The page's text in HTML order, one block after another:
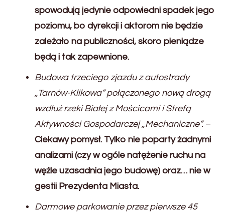
spowodują jedynie odpowiedni spadek jego
poziomu, bo dyrekcji i aktorom nie będzie
zależało na publiczności, skoro pieniądze
będą i tak zapewnione.
Budowa trzeciego zjazdu z autostrady
„Tarnów-Klikowa” połączonego nową drogą
wzdłuż rzeki Białej z Mościcami i Strefą
Aktywności Gospodarczej „Mechaniczne”.–
Ciekawy pomysł. Tylko nie poparty żadnymi
analizami (czy w ogóle natężenie ruchu na
węźle uzasadnia jego budowę) oraz… nie w
gestii Prezydenta Miasta.
Darmowe parkowanie przez pierwsze 45